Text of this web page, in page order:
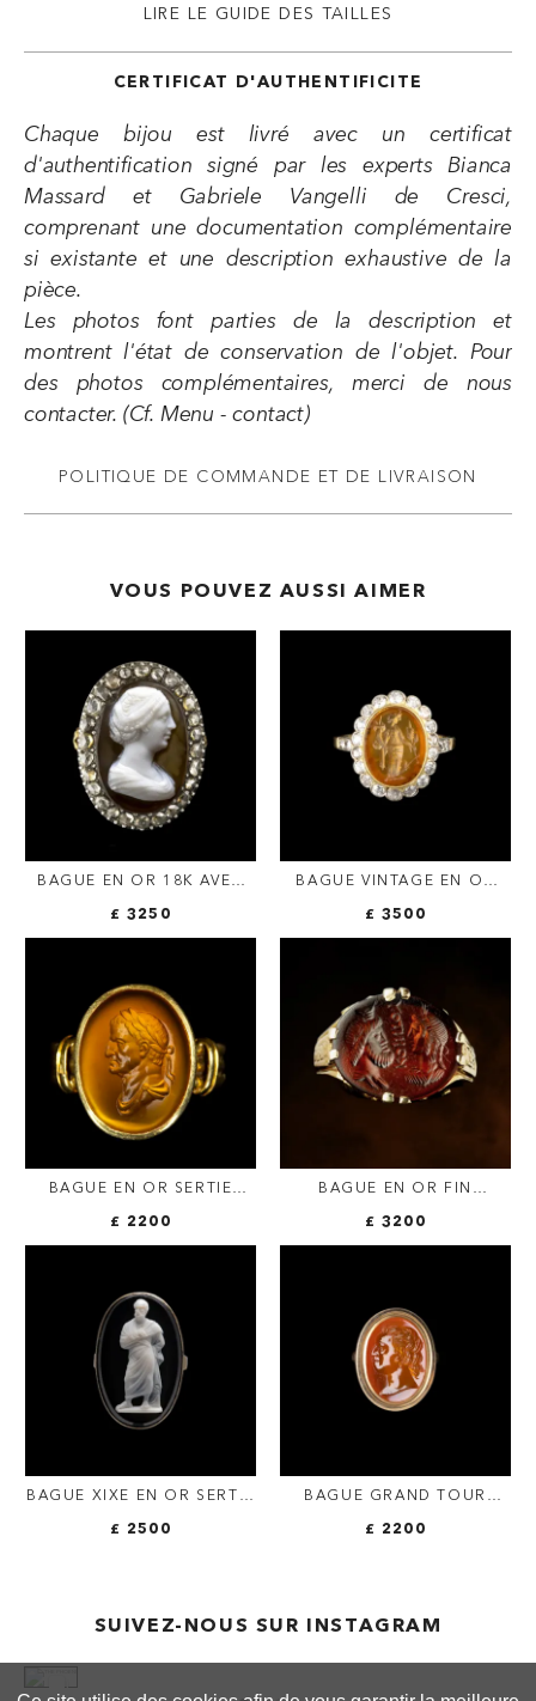
LIRE LE GUIDE DES TAILLES
CERTIFICAT D'AUTHENTIFICITE
Chaque bijou est livré avec un certificat
d'authentification signé par les experts Bianca
Massard et Gabriele Vangelli de Cresci,
comprenant une documentation complémentaire
si existante et une description exhaustive de la
pièce.
Les photos font parties de la description et
montrent l'état de conservation de l'objet. Pour
des photos complémentaires, merci de nous
contacter. (Cf. Menu - contact)
POLITIQUE DE COMMANDE ET DE LIVRAISON
VOUS POUVEZ AUSSI AIMER
BAGUE EN OR 18K AVEC
DIAMANTS TAILLE ROSE –
£ 3250
BAGUE VINTAGE EN OR
SERTIE D'UNE INTAILLE
FORTUNA.
£ 3500
BAGUE EN OR SERTIE
£ 2200
BAGUE EN OR FIN
D'UNE INTAILLE ROMAINE
£ 3200
BAGUE XIXE EN OR SERTIE
£ 2500
BAGUE GRAND TOUR
£ 2200
SUIVEZ-NOUS SUR INSTAGRAM